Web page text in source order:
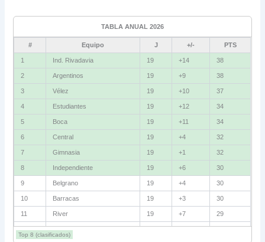
Bolívar 5
La Guaira
Grupo D
U. Católica
Cruzeiro 11
Boca Jrs.
Barcelona SC
Grupo E
Corinthians
TABLA ANUAL 2026
# Equipo J +/- PTS
1 Ind. Rivadavia 19 +14 38
2 Argentinos 19 +9 38
3 Vélez 19 +10 37
4 Estudiantes 19 +12 34
5 Boca 19 +11 34
6 Central 19 +4 32
7 Gimnasia 19 +1 32
8 Independiente 19 +6 30
9 Belgrano 19 +4 30
10 Barracas 19 +3 30
11 River 19 +7 29
12 Talleres
Top 8 (clasificados)